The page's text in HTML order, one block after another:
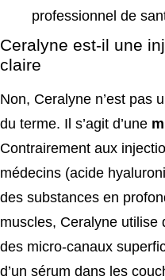
professionnel de
Ceralyne est-il une
claire
Non, Ceralyne n’est pas
du terme. Il s’agit d’une
Contrairement aux
médecins (acide
des substances en
muscles, Ceralyne utilise
des micro-canaux
d’un sérum dans les